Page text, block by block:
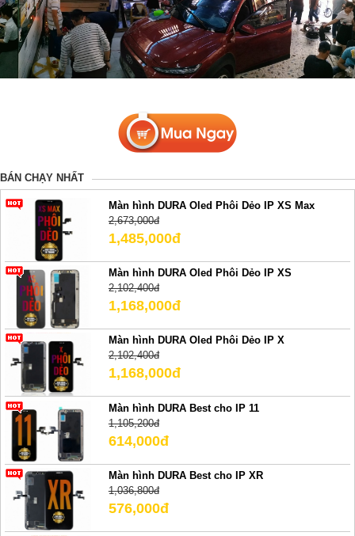
BÁN CHẠY NHẤT
Màn hình DURA Oled Phôi Dẻo IP XS Max
2,673,000đ
1,485,000đ
Màn hình DURA Oled Phôi Dẻo IP XS
2,102,400đ
1,168,000đ
Màn hình DURA Oled Phôi Dẻo IP X
2,102,400đ
1,168,000đ
Màn hình DURA Best cho IP 11
1,105,200đ
614,000đ
Màn hình DURA Best cho IP XR
1,036,800đ
576,000đ